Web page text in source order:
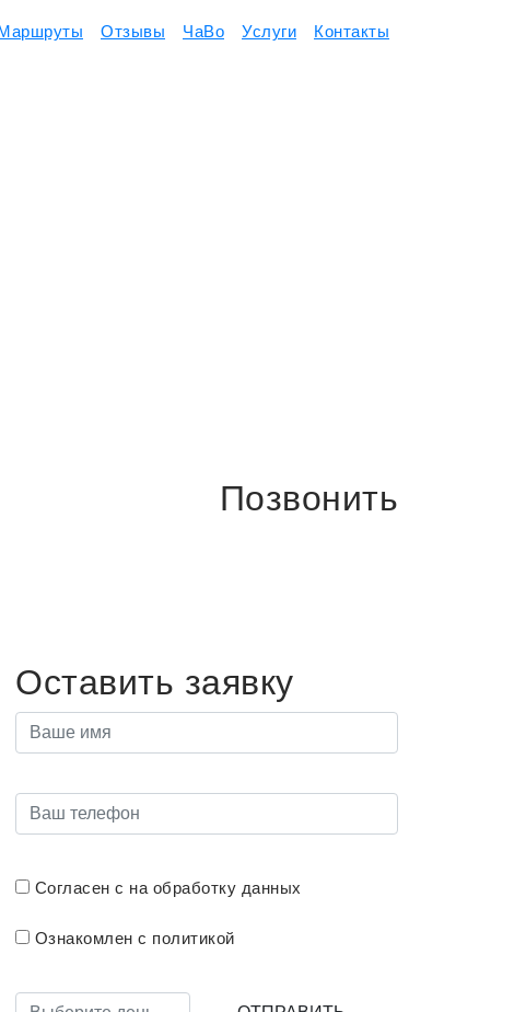
Отзывы ЧаВо Услуги Контакты
Позвонить
Оставить заявку
Согласен с на обработку данных
Ознакомлен с политикой